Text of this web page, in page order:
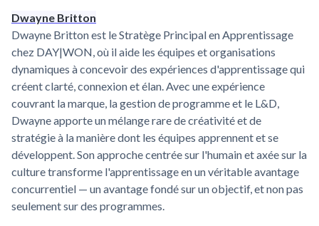
Dwayne Britton
Dwayne Britton est le Stratège Principal en Apprentissage
chez DAY|WON, où il aide les équipes et organisations
dynamiques à concevoir des expériences d'apprentissage qui
créent clarté, connexion et élan. Avec une expérience
couvrant la marque, la gestion de programme et le L&D,
Dwayne apporte un mélange rare de créativité et de
stratégie à la manière dont les équipes apprennent et se
développent. Son approche centrée sur l'humain et axée sur la
culture transforme l'apprentissage en un véritable avantage
concurrentiel — un avantage fondé sur un objectif, et non pas
seulement sur des programmes.